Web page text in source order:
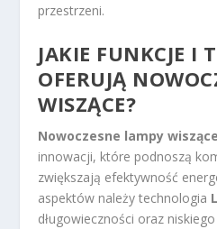
przestrzeni.
JAKIE FUNKCJE I
OFERUJĄ
WISZĄCE?
Nowoczesne lampy wiszące
innowacji, które podnoszą
zwiększają efektywność
aspektów należy technologia
długowieczności oraz